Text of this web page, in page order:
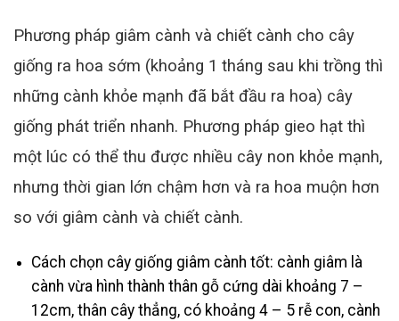
Phương pháp giâm cành và chiết cành cho cây
giống ra hoa sớm (khoảng 1 tháng sau khi trồng thì
những cành khỏe mạnh đã bắt đầu ra hoa) cây
giống phát triển nhanh. Phương pháp gieo hạt thì
một lúc có thể thu được nhiều cây non khỏe mạnh,
nhưng thời gian lớn chậm hơn và ra hoa muộn hơn
so với giâm cành và chiết cành.
Cách chọn cây giống giâm cành tốt: cành giâm là
cành vừa hình thành thân gỗ cứng dài khoảng 7 –
12cm, thân cây thẳng, có khoảng 4 – 5 rễ con, cành